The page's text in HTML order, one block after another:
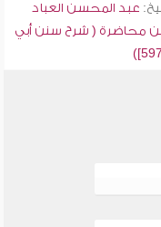
عبد المحسن العباد
محاضرة ( شرح سنن أبي